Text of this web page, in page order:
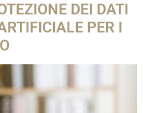
DEI DATI
PER I